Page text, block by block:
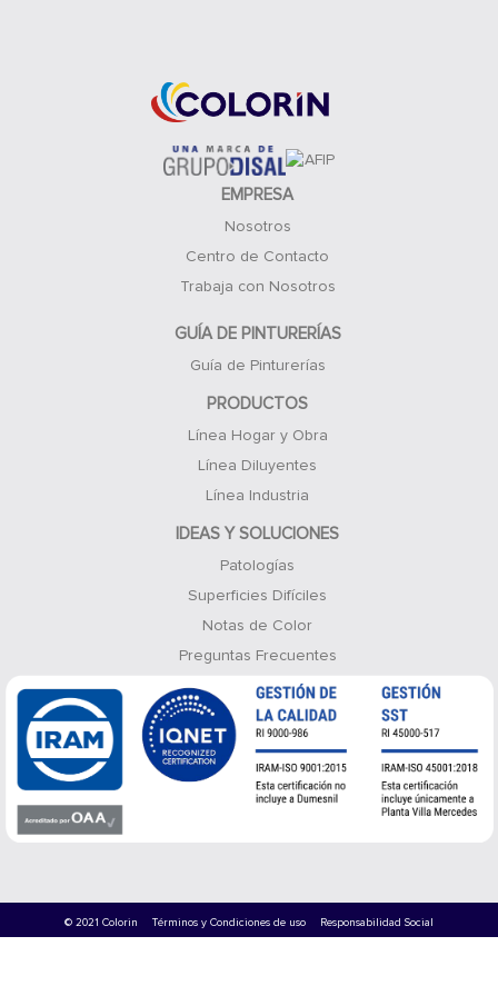
EMPRESA
Nosotros
Centro de Contacto
Trabaja con Nosotros
GUÍA DE PINTURERÍAS
Guía de Pinturerías
PRODUCTOS
Línea Hogar y Obra
Línea Diluyentes
Línea Industria
IDEAS Y SOLUCIONES
Patologías
Superficies Difíciles
Notas de Color
Preguntas Frecuentes
© 2021 Colorin Términos y Condiciones de uso Responsabilidad Social